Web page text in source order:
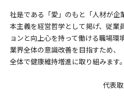
社是である「愛」のもと「人材が企
本主義を経営哲学として掲げ、従業
ョンと向上心を持って働ける職場環
業界全体の意識改善を目指すため、
全体で健康維持増進に取り組みます。
代表